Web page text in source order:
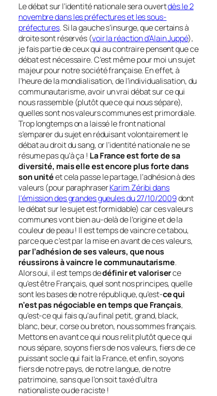
Le débat sur l’identité nationale sera ouvertdès le 2
novembre dans les préfectures et les sous-
préfectures. Si la gauche s’insurge, que certains à
droite sont réservés (voir la réaction d’Alain Juppé),
je fais partie de ceux qui au contraire pensent que ce
débat est nécessaire. C’est même pour moi un sujet
majeur pour notre société française. En effet, à
l’heure de la mondialisation, de l’individualisation, du
communautarisme, avoir un vrai débat sur ce qui
nous rassemble (plutôt que ce qui nous sépare),
quelles sont nos valeurs communes est primordiale.
Trop longtemps on a laissé le front national
s’emparer du sujet en réduisant volontairement le
débat au droit du sang, or l’identité nationale ne se
résume pas qu’à ça ! La France est forte de sa
diversité, mais elle est encore plus forte dans
son unitéet cela passe le partage, l’adhésion à des
valeurs (pour paraphraserKarim Zéribi dans
l’émission des grandes gueules du 27/10/2009dont
le débat sur le sujet est formidable) car ces valeurs
communes vont bien au-delà de l’origine et de la
couleur de peau ! Il est temps de vaincre ce tabou,
parce que c’est par la mise en avant de ces valeurs,
par l’adhésion de ses valeurs, que nous
réussirons à vaincre le communautarisme.
Alors oui, il est temps dedéfinir et valoriserce
qu’est être Français, quel sont nos principes, quelle
sont les bases de notre république, qu’est-ce qui
n’est pas négociable en temps que Français,
qu’est-ce qui fais qu’au final petit, grand, black,
blanc, beur, corse ou breton, nous sommes français.
Mettons en avant ce qui nous relit plutôt que ce qui
nous sépare, soyons fiers de nos valeurs, fiers de ce
puissant socle qui fait la France, et enfin, soyons
fiers de notre pays, de notre langue, de notre
patrimoine, sans que l’on soit taxé d’ultra
nationaliste ou de raciste !